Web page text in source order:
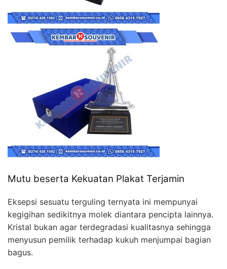
Mutu beserta Kekuatan Plakat Terjamin
Eksepsi sesuatu terguling ternyata ini mempunyai
kegigihan sedikitnya molek diantara pencipta lainnya.
Kristal bukan agar terdegradasi kualitasnya sehingga
menyusun pemilik terhadap kukuh menjumpai bagian
bagus.